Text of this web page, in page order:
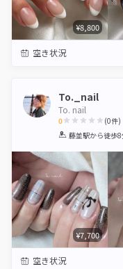
¥8,800
空き状況
To._nail
To. nail
0
1 2 3 4 5
(0件)
藤並駅から徒歩
¥7,700
空き状況